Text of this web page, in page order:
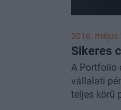
2016. május
Sikeres
A Portfolio
vállalati
teljes körű